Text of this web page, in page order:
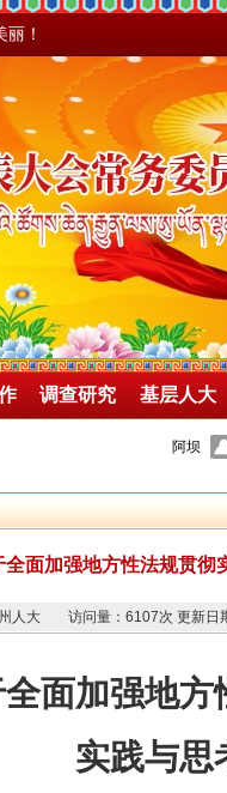
！
调查研究 基层人大
全面加强地方性法规贯彻
人大 访问量： 6107次 更新日
面加强地
实践与思